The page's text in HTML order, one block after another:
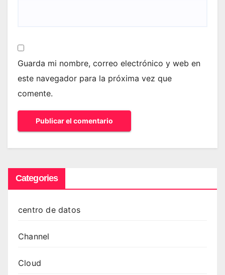
Guarda mi nombre, correo electrónico y web en
este navegador para la próxima vez que
comente.
Categories
centro de datos
Channel
Cloud